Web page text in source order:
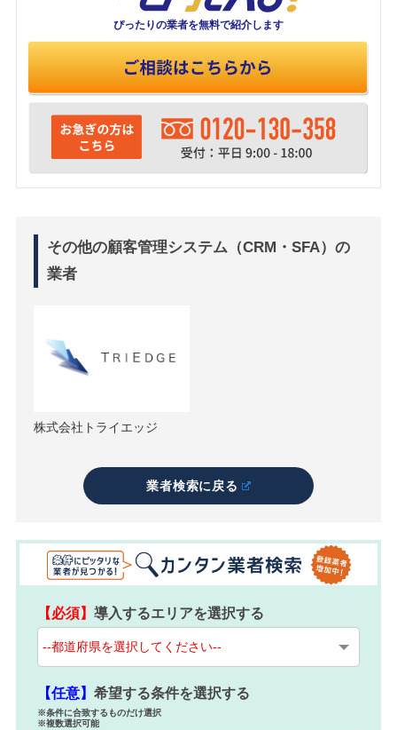
ぴったりの業者を無料で紹介します
その他の顧客管理システム（CRM・SFA）の
業者
株式会社トライエッジ
業者検索に戻る
【必須】導入するエリアを選択する
【任意】希望する条件を選択する
※条件に合致するものだけ選択
※複数選択可能